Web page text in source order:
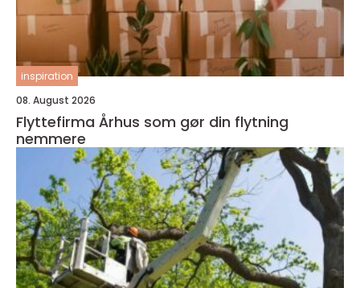
inspiration
08. August 2026
Flyttefirma Århus som gør din flytning
nemmere